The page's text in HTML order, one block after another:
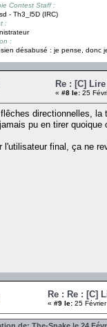
Contest Staff :
- Th3_l5D (IRC)
:
:
désabusé : je pense, donc
Re : [C]
« #8 le: 25
flêches directionnelles,
pu en tirer quoique
l'utilisateur final, ça ne
Re : Re : [C]
« #9 le: 25